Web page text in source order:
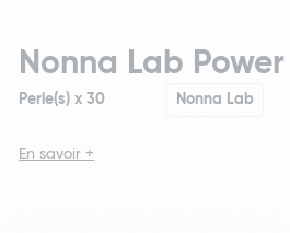
Nonna Lab
Perle(s) x 30 Nonna Lab
En savoir +